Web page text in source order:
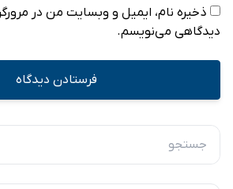
ذخیره نام، ایمیل و وبسایت من در
دیدگاهی می‌نویسم.